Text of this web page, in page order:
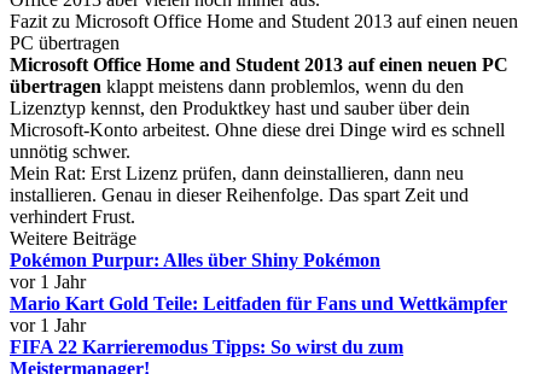
Fazit zu Microsoft Office Home and Student 2013 auf einen neuen
PC übertragen
Microsoft Office Home and Student 2013 auf einen neuen PC
übertragen klappt meistens dann problemlos, wenn du den
Lizenztyp kennst, den Produktkey hast und sauber über dein
Microsoft-Konto arbeitest. Ohne diese drei Dinge wird es schnell
unnötig schwer.
Mein Rat: Erst Lizenz prüfen, dann deinstallieren, dann neu
installieren. Genau in dieser Reihenfolge. Das spart Zeit und
verhindert Frust.
Weitere Beiträge
Pokémon Purpur: Alles über Shiny Pokémon
vor 1 Jahr
Mario Kart Gold Teile: Leitfaden für Fans und Wettkämpfer
vor 1 Jahr
FIFA 22 Karrieremodus Tipps: So wirst du zum
Meistermanager!